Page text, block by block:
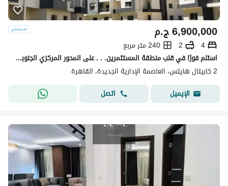
ج.م6,900,000
4
2
240 متر مربع
استلم فورًا في قلب منطقة المستثمرين. . . على المحور المركزي الجنوبي مباشرة!
2 كابيتال هايتس، العاصمة الإدارية الجديدة، القاهرة
الإيميل
اتصل